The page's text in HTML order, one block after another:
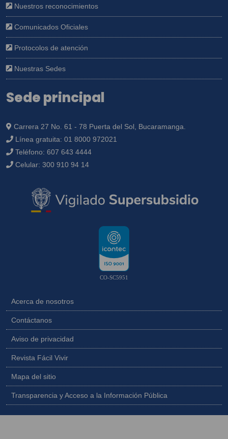
Nuestros reconocimientos
Comunicados Oficiales
Protocolos de atención
Nuestras Sedes
Sede principal
Carrera 27 No. 61 - 78 Puerta del Sol, Bucaramanga.
Línea gratuita: 01 8000 972021
Teléfono: 607 643 4444
Celular: 300 910 94 14
CO-SC5951
Acerca de nosotros
Contáctanos
Aviso de privacidad
Revista Fácil Vivir
Mapa del sitio
Transparencia y Acceso a la Información Pública